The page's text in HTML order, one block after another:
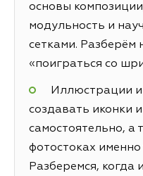
основы
модульность и
сетками. Разберём
«поиграться со
Иллюстрации
создавать иконки
самостоятельно, а
фотостоках именно
Разберемся, когда